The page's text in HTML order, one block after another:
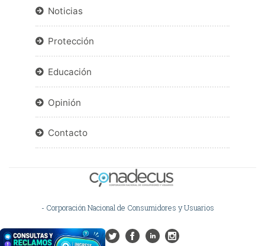
Noticias
Protección
Educación
Opinión
Contacto
- Corporación Nacional de Consumidores y Usuarios